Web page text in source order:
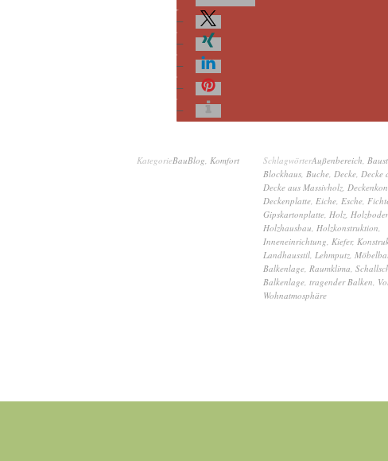
KategorieBauBlog Komfort SchlagwörterAußenbereich
Blockhaus Buche Decke Decke
Decke aus Massivholz
Deckenplatte Eiche Esche
Gipskartonplatte Holz
Holzhausbau Holzkonstruktion
Inneneinrichtung Kiefer,
Landhausstil Lehmputz
Balkenlage Raumklima
Balkenlage tragender Balken
Wohnatmosphäre